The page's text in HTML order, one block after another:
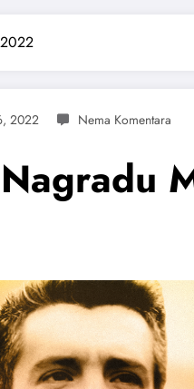
2022